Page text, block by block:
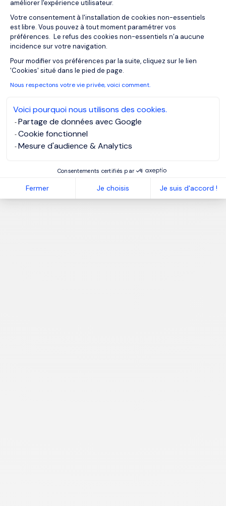
améliorer l'expérience utilisateur.
Votre consentement à l'installation de cookies non-essentiels
est libre. Vous pouvez à tout moment paramétrer vos
préférences. Le refus des cookies non-essentiels n’a aucune
incidence sur votre navigation.
Pour modifier vos préférences par la suite, cliquez sur le lien
'Cookies' situé dans le pied de page.
Nous respectons votre vie privée, voici comment.
Voici pourquoi nous utilisons des cookies.
Partage de données avec Google
Cookie fonctionnel
Mesure d'audience & Analytics
Consentements certifiés par
Fermer Je choisis Je suis d'accord !